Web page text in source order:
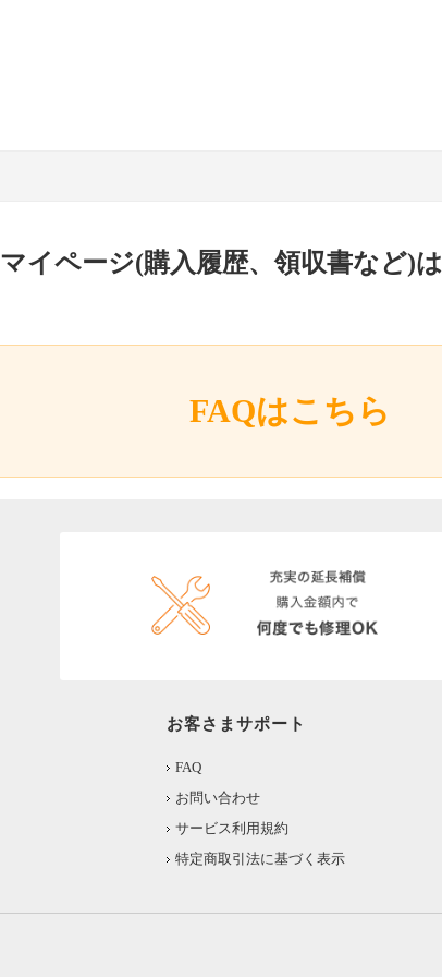
マイページ(購入履歴、領収書など)は
FAQはこちら
お客さまサポート
FAQ
お問い合わせ
サービス利用規約
特定商取引法に基づく表示